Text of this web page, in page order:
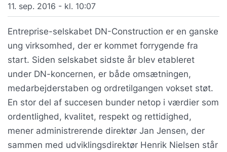
11. sep. 2016 - kl. 10:07
Entreprise-selskabet DN-Construction er en ganske
ung virksomhed, der er kommet forrygende fra
start. Siden selskabet sidste år blev etableret
under DN-koncernen, er både omsætningen,
medarbejderstaben og ordretilgangen vokset støt.
En stor del af succesen bunder netop i værdier som
ordentlighed, kvalitet, respekt og rettidighed,
mener administrerende direktør Jan Jensen, der
sammen med udviklingsdirektør Henrik Nielsen står